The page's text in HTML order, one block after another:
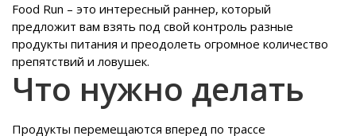
Food Run – это интересный раннер, который
предложит вам взять под свой контроль разные
продукты питания и преодолеть огромное количество
препятствий и ловушек.
Что нужно делать
Продукты перемещаются вперед по трассе